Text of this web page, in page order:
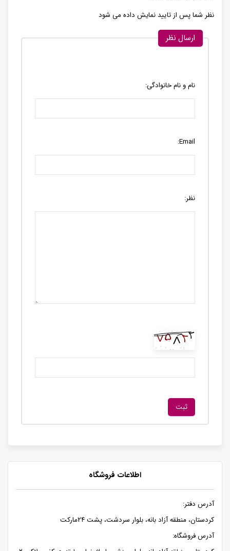
نظر شما پس از تایید نمایش داده می شود
ارسال نظر
نام و نام خانوادگی:
Email:
نظر:
اطلاعات فروشگاه
آدرس دفتر:
کردستان، منطقه آزاد بانه، بلوار سردشت، پشت ۲۴مارکت
آدرس فروشگاه: